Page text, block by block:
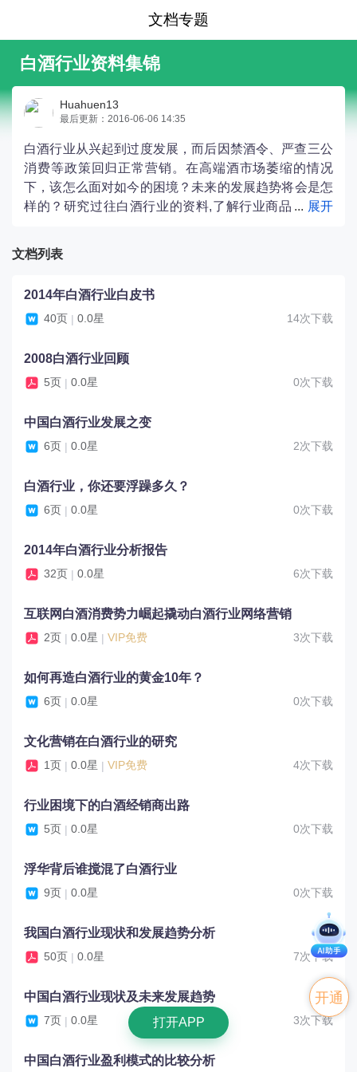
文档专题
白酒行业资料集锦
Huahuen13
最后更新：2016-06-06 14:35
白酒行业从兴起到过度发展，而后因禁酒令、严查三公
消费等政策回归正常营销。在高端酒市场萎缩的情况
下，该怎么面对如今的困境？未来的发展趋势将会是怎
样的？研究过往白酒行业的资料,了解行业商品
位，抓住机遇，结合时代特征进行创新，更好的进行产
品营销。
文档列表
2014年白酒行业白皮书
40页 | 0.0星 14次下载
2008白酒行业回顾
5页 | 0.0星 0次下载
中国白酒行业发展之变
6页 | 0.0星 2次下载
白酒行业，你还要浮躁多久？
6页 | 0.0星 0次下载
2014年白酒行业分析报告
32页 | 0.0星 6次下载
互联网白酒消费势力崛起撬动白酒行业网络营销
2页 | 0.0星 | VIP免费 3次下载
如何再造白酒行业的黄金10年？
6页 | 0.0星 0次下载
文化营销在白酒行业的研究
1页 | 0.0星 | VIP免费 4次下载
行业困境下的白酒经销商出路
5页 | 0.0星 0次下载
浮华背后谁搅混了白酒行业
9页 | 0.0星 0次下载
我国白酒行业现状和发展趋势分析
50页 | 0.0星 7次下载
中国白酒行业现状及未来发展趋势
7页 | 0.0星 3次下载
中国白酒行业盈利模式的比较分析
开通
打开APP